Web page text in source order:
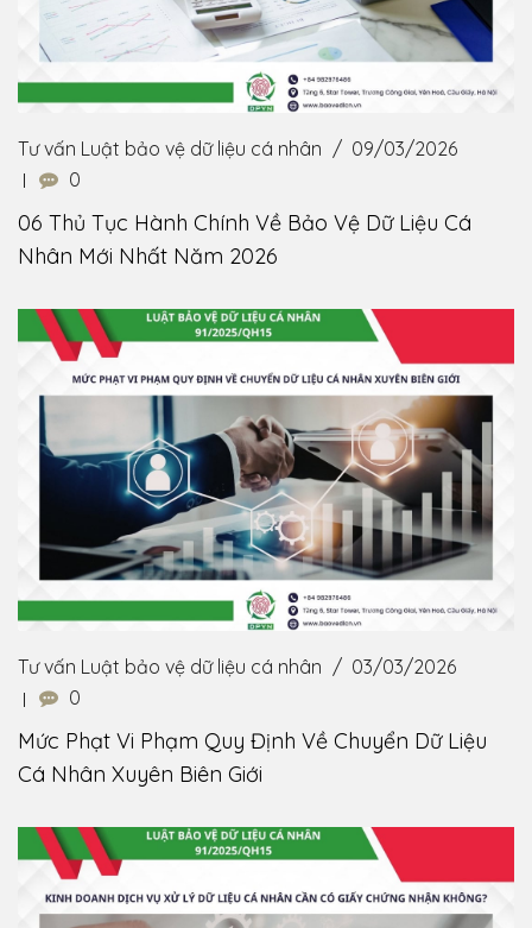
Tư vấn Luật bảo vệ dữ liệu cá nhân
09/03/2026
0
06 Thủ Tục Hành Chính Về Bảo Vệ Dữ Liệu Cá
Nhân Mới Nhất Năm 2026
Tư vấn Luật bảo vệ dữ liệu cá nhân
03/03/2026
0
Mức Phạt Vi Phạm Quy Định Về Chuyển Dữ Liệu
Cá Nhân Xuyên Biên Giới